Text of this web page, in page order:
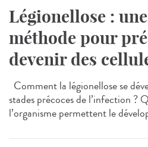
Légionellose :
méthode pour
devenir des
Comment la légionellose se
stades précoces de l’infection ?
l’organisme permettent le